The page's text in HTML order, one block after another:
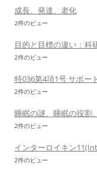
成長、発達、老化
2件のビュー
目的と目標の違い：科
2件のビュー
特036第4項1号 サポー
2件のビュー
睡眠の謎、睡眠の役割
2件のビュー
インターロイキン
2件のビュー